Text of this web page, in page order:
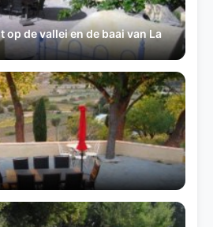
op de vallei en de baai van La